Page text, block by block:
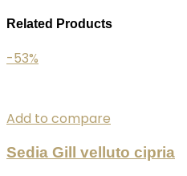
Related Products
-53%
Add to compare
Sedia Gill velluto cipria